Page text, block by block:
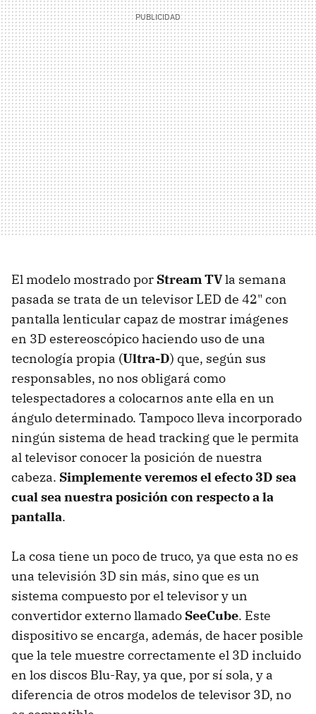
El modelo mostrado por Stream TVla semana
pasada se trata de un televisor LED de 42" con
pantalla lenticular capaz de mostrar imágenes
en 3D estereoscópico haciendo uso de una
tecnología propia (Ultra-D) que, según sus
responsables, no nos obligará como
telespectadores a colocarnos ante ella en un
ángulo determinado. Tampoco lleva incorporado
ningún sistema de head tracking que le permita
al televisor conocer la posición de nuestra
cabeza. Simplemente veremos el efecto 3D sea
cual sea nuestra posición con respecto a la
pantalla.
La cosa tiene un poco de truco, ya que esta no es
una televisión 3D sin más, sino que es un
sistema compuesto por el televisor y un
convertidor externo llamado SeeCube. Este
dispositivo se encarga, además, de hacer posible
que la tele muestre correctamente el 3D incluido
en los discos Blu-Ray, ya que, por sí sola, y a
diferencia de otros modelos de televisor 3D, no